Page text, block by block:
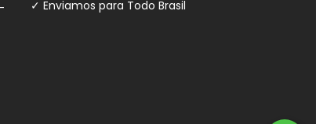
✓ Enviamos para Todo Brasil